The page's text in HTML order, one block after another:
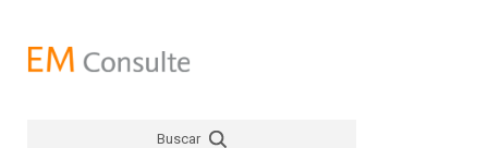
Buscar